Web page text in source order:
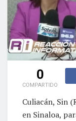
0
COMPARTIDO
Culiacán, Sin
en Sinaloa,